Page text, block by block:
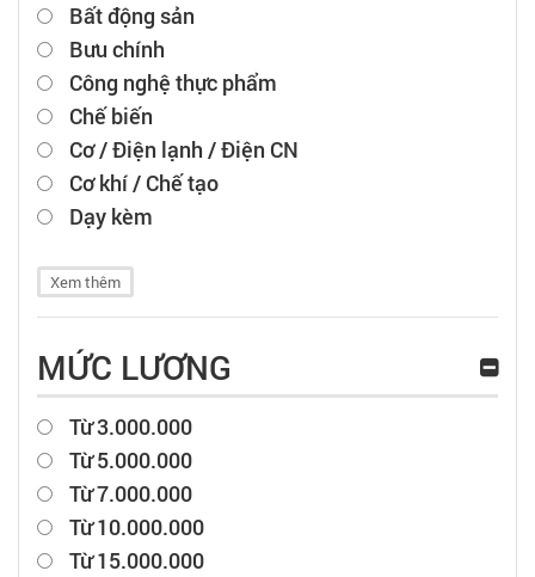
Bất động sản
Bưu chính
Công nghệ thực phẩm
Chế biến
Cơ / Điện lạnh / Điện CN
Cơ khí / Chế tạo
Dạy kèm
Xem thêm
MỨC LƯƠNG
Từ 3.000.000
Từ 5.000.000
Từ 7.000.000
Từ 10.000.000
Từ 15.000.000